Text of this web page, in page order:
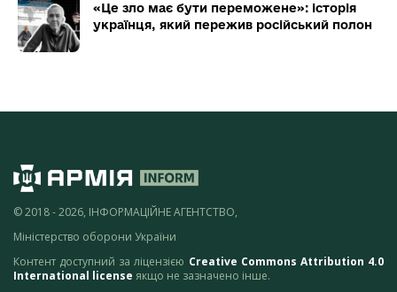
«Це зло має бути переможене»: історія
українця, який пережив російський полон
© 2018 - 2026, ІНФОРМАЦІЙНЕ АГЕНТСТВО,
Міністерство оборони України
Контент доступний за ліцензією Creative Commons Attribution 4.0
International license якщо не зазначено інше.